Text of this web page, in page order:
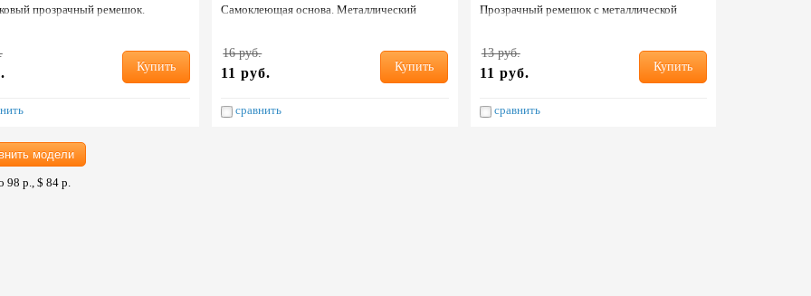
прозрачный ремешок.
Купить
Самоклеющая основа. Металлический
16 руб.
11 руб. Купить
сравнить
Прозрачный ремешок с металлической
13 руб.
11 руб. Купить
сравнить
модели
98 р., $ 84 р.